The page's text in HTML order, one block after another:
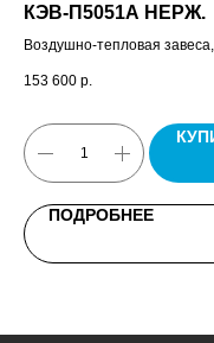
КЭВ-П5051A НЕРЖ.
Воздушно-тепловая завеса,
паспорт.
153 600 р.
ПОДРОБНЕЕ